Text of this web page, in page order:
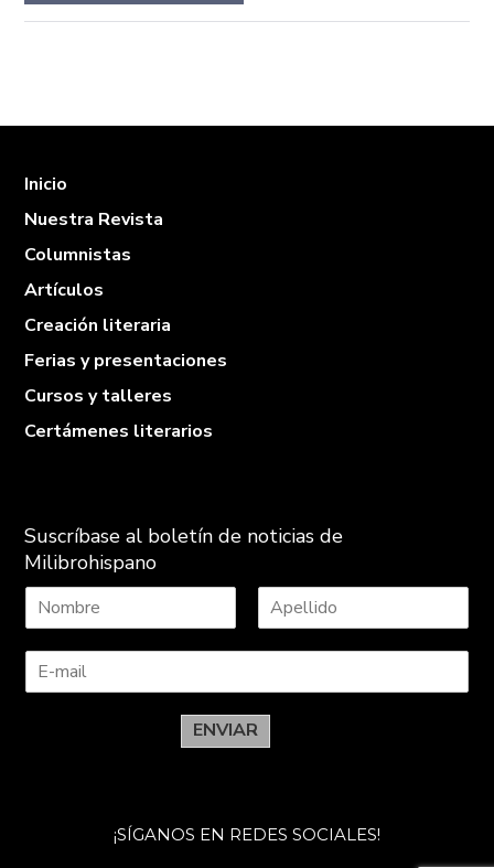
Inicio
Nuestra Revista
Columnistas
Artículos
Creación literaria
Ferias y presentaciones
Cursos y talleres
Certámenes literarios
Suscríbase al boletín de noticias de
Milibrohispano
o
b
p
l
d
ENVIAR
¡SÍGANOS EN REDES SOCIALES!